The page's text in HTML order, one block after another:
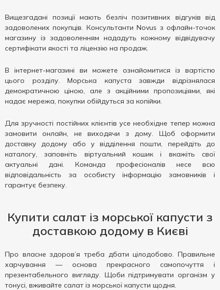
Вищезгадані позиції мають безліч позитивних відгуків від
задоволених покупців. Консультанти Novus з офлайн-точок
магазину із задоволенням нададуть кожному відвідувачу
сертифікати якості та ліцензію на продаж.
В інтернет-магазині ви можете ознайомитися із вартістю
цього розділу. Морська капуста завжди відрізнялася
демократичною ціною, але з акційними пропозиціями, які
надає мережа, покупки обійдуться за копійки.
Для зручності постійних клієнтів усе необхідне тепер можна
замовити онлайн, не виходячи з дому. Щоб оформити
доставку додому або у відділення пошти, перейдіть до
каталогу, заповніть віртуальний кошик і вкажіть свої
актуальні дані. Команда професіоналів несе всю
відповідальність за особисту інформацію замовників і
гарантує безпеку.
Купити салат із морської капусти з
доставкою додому в Києві
Про власне здоров’я треба дбати цілодобово. Правильне
харчування — основа прекрасного самопочуття і
презентабельного вигляду. Щоби підтримувати організм у
тонусі, вживайте салат із морської капусти щодня.